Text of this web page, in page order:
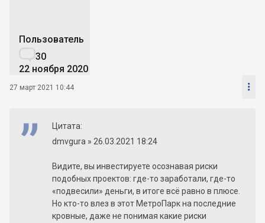
Пользователь
30
22 ноября 2020
27 март 2021 10:44 
Цитата:
dmvgura » 26.03.2021 18:24
Видите, вы инвестируете осознавая риски
подобных проектов: где-то заработали, где-то
«подвесили» деньги, в итоге всё равно в плюсе.
Но кто-то влез в этот МетроПарк на последние
кровные, даже не понимая какие риски